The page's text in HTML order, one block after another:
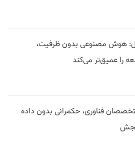
هوش مصنوعی بدون ظرفیت،
را عمیق‌تر می‌کند
فناوری، حکمرانی بدون داده